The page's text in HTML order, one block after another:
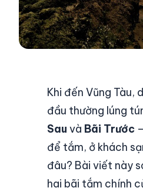
Khi đến Vũng Tàu,
đầu thường lúng
Sau và Bãi Trước
để tắm, ở khách
đâu? Bài viết này
hai bãi tắm chính